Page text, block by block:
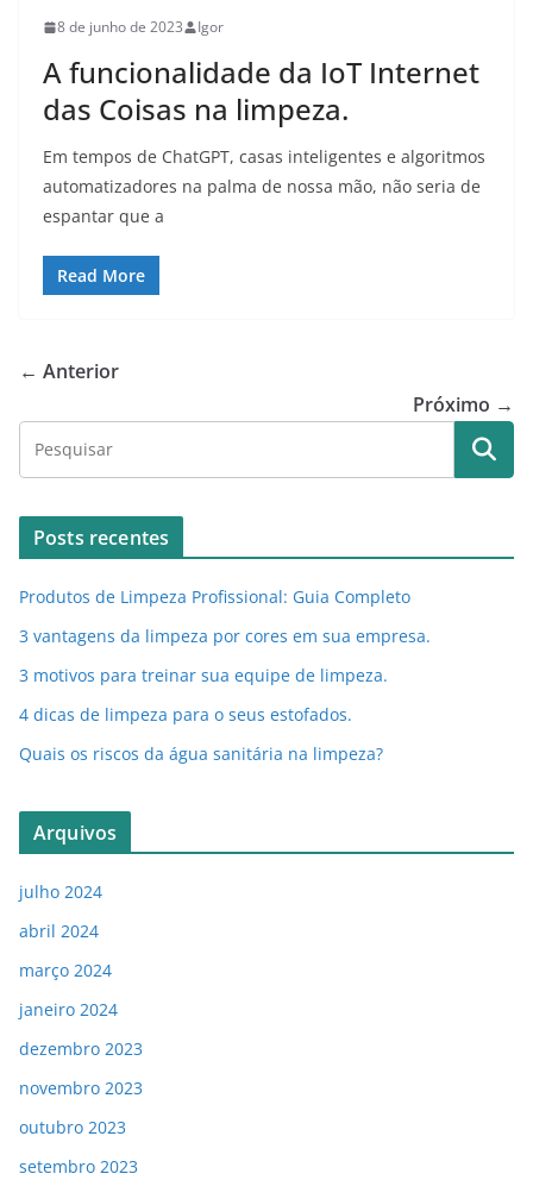
8 de junho de 2023 Igor
A funcionalidade da IoT Internet
das Coisas na limpeza.
Em tempos de ChatGPT, casas inteligentes e algoritmos
automatizadores na palma de nossa mão, não seria de
espantar que a
Read More
← Anterior
Próximo →
Posts recentes
Produtos de Limpeza Profissional: Guia Completo
3 vantagens da limpeza por cores em sua empresa.
3 motivos para treinar sua equipe de limpeza.
4 dicas de limpeza para o seus estofados.
Quais os riscos da água sanitária na limpeza?
Arquivos
julho 2024
abril 2024
março 2024
janeiro 2024
dezembro 2023
novembro 2023
outubro 2023
setembro 2023